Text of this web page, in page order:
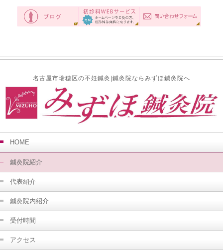
名古屋市瑞穂区の不妊鍼灸|鍼灸院ならみずほ鍼灸院へ
HOME
鍼灸院紹介
代表紹介
鍼灸院内紹介
受付時間
アクセス